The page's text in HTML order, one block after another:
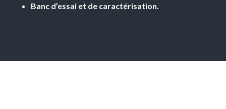
Banc d’essai et de caractérisation.